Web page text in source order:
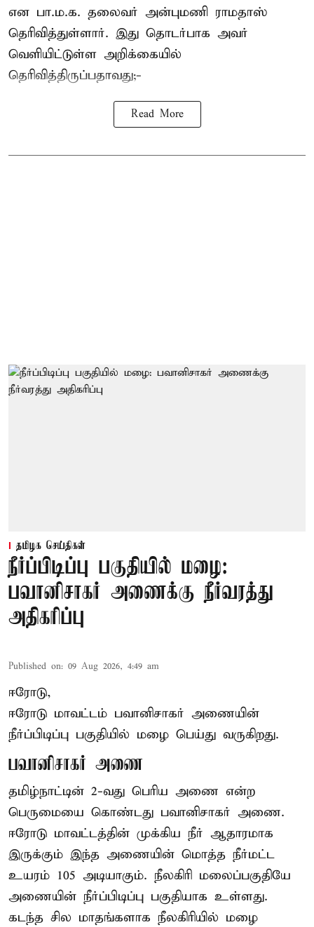
என பா.ம.க. தலைவர் அன்புமணி ராமதாஸ்
தெரிவித்துள்ளார். இது தொடர்பாக அவர்
வெளியிட்டுள்ள அறிக்கையில்
தெரிவித்திருப்பதாவது;-
Read More
தமிழக செய்திகள்
நீர்ப்பிடிப்பு பகுதியில் மழை:
பவானிசாகர் அணைக்கு நீர்வரத்து
அதிகரிப்பு
Published on: 09 Aug 2026, 4:49 am
ஈரோடு,
ஈரோடு மாவட்டம் பவானிசாகர் அணையின்
நீர்ப்பிடிப்பு பகுதியில் மழை பெய்து வருகிறது.
பவானிசாகர் அணை
தமிழ்நாட்டின் 2-வது பெரிய அணை என்ற
பெருமையை கொண்டது பவானிசாகர் அணை.
ஈரோடு மாவட்டத்தின் முக்கிய நீர் ஆதாரமாக
இருக்கும் இந்த அணையின் மொத்த நீர்மட்ட
உயரம் 105 அடியாகும். நீலகிரி மலைப்பகுதியே
அணையின் நீர்ப்பிடிப்பு பகுதியாக உள்ளது.
கடந்த சில மாதங்களாக நீலகிரியில் மழை